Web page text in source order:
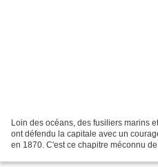
Loin des océans, des fusiliers marins
ont défendu la capitale avec un
en 1870. C'est ce chapitre méconnu